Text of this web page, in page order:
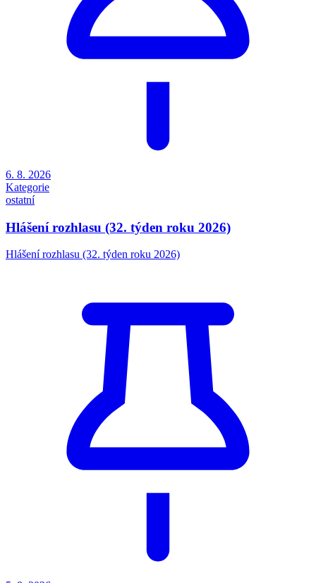
6. 8. 2026
Kategorie
ostatní
Hlášení rozhlasu (32. týden roku 2026)
Hlášení rozhlasu (32. týden roku 2026)